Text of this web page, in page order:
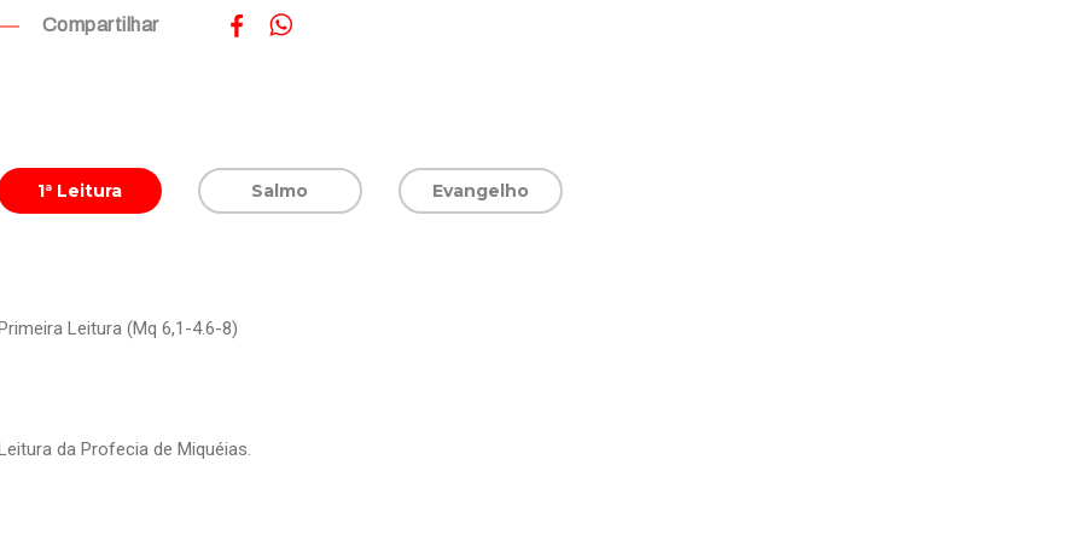
Compartilhar
1ª Leitura Salmo Evangelho
Leitura (Mq 6,1-4.6-8)
da Profecia de Mi­quéias.
(Mt 12,38-42)